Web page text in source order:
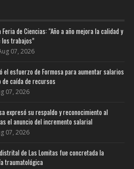
de Ciencias: “Año a año mejora la calidad y
trabajos”
07, 2026
el esfuerzo de Formosa para aumentar salarios
de caída de recursos
07, 2026
expresó su respaldo y reconocimiento al
el anuncio del incremento salarial
07, 2026
de Las Lomitas fue concretada la
traumatológica